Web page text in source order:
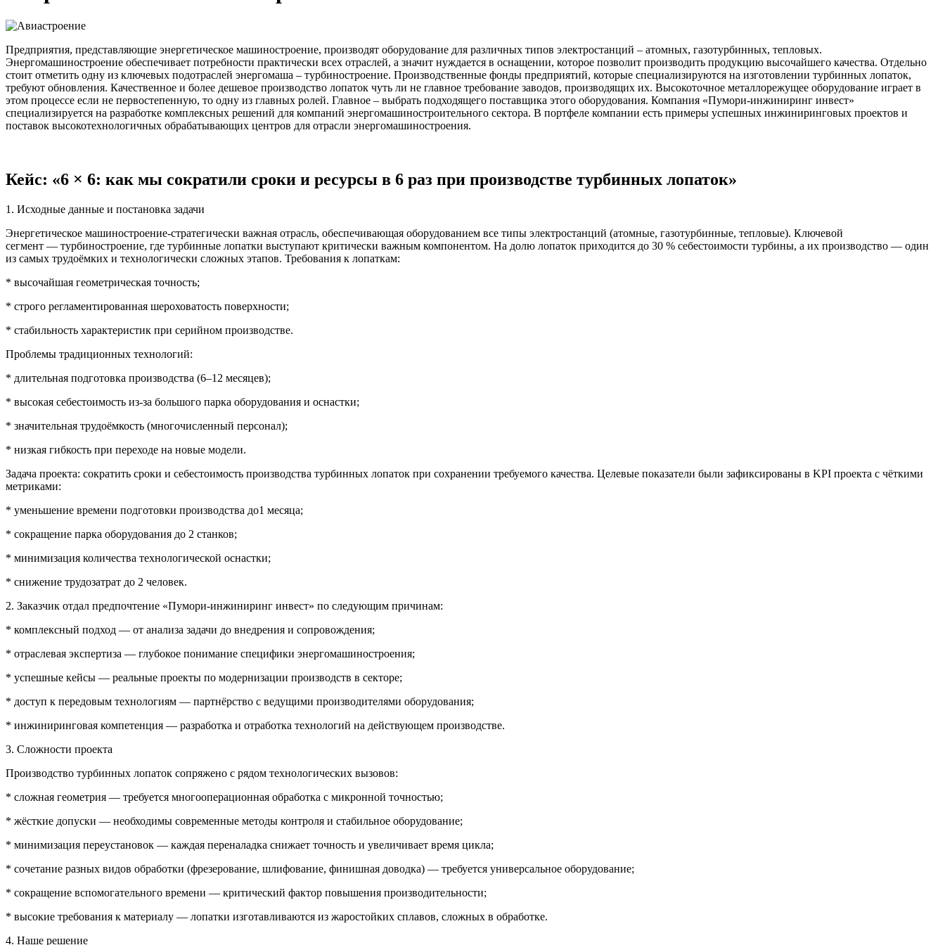
Предприятия, представляющие энергетическое машиностроение, производят оборудование для различных типов электростанций – атомных, газотурбинных, тепловых.
Энергомашиностроение обеспечивает потребности практически всех отраслей, а значит нуждается в оснащении, которое позволит производить продукцию высочайшего качества. Отдельно
стоит отметить одну из ключевых подотраслей энергомаша – турбиностроение. Производственные фонды предприятий, которые специализируются на изготовлении турбинных лопаток,
требуют обновления. Качественное и более дешевое производство лопаток чуть ли не главное требование заводов, производящих их. Высокоточное металлорежущее оборудование играет в
этом процессе если не первостепенную, то одну из главных ролей. Главное – выбрать подходящего поставщика этого оборудования. Компания «Пумори-инжиниринг инвест»
специализируется на разработке комплексных решений для компаний энергомашиностроительного сектора. В портфеле компании есть примеры успешных инжиниринговых проектов и
поставок высокотехнологичных обрабатывающих центров для отрасли энергомашиностроения.
Кейс: «6 × 6: как мы сократили сроки и ресурсы в 6 раз при производстве турбинных лопаток»
1. Исходные данные и постановка задачи
Энергетическое машиностроение-стратегически важная отрасль, обеспечивающая оборудованием все типы электростанций (атомные, газотурбинные, тепловые). Ключевой
сегмент — турбиностроение, где турбинные лопатки выступают критически важным компонентом. На долю лопаток приходится до 30 % себестоимости турбины, а их производство — один
из самых трудоёмких и технологически сложных этапов. Требования к лопаткам:
* высочайшая геометрическая точность;
* строго регламентированная шероховатость поверхности;
* стабильность характеристик при серийном производстве.
Проблемы традиционных технологий:
* длительная подготовка производства (6–12 месяцев);
* высокая себестоимость из-за большого парка оборудования и оснастки;
* значительная трудоёмкость (многочисленный персонал);
* низкая гибкость при переходе на новые модели.
Задача проекта: сократить сроки и себестоимость производства турбинных лопаток при сохранении требуемого качества. Целевые показатели были зафиксированы в KPI проекта с чёткими
метриками:
* уменьшение времени подготовки производства до1 месяца;
* сокращение парка оборудования до 2 станков;
* минимизация количества технологической оснастки;
* снижение трудозатрат до 2 человек.
2. Заказчик отдал предпочтение «Пумори-инжиниринг инвест» по следующим причинам:
* комплексный подход — от анализа задачи до внедрения и сопровождения;
* отраслевая экспертиза — глубокое понимание специфики энергомашиностроения;
* успешные кейсы — реальные проекты по модернизации производств в секторе;
* доступ к передовым технологиям — партнёрство с ведущими производителями оборудования;
* инжиниринговая компетенция — разработка и отработка технологий на действующем производстве.
3. Сложности проекта
Производство турбинных лопаток сопряжено с рядом технологических вызовов:
* сложная геометрия — требуется многооперационная обработка с микронной точностью;
* жёсткие допуски — необходимы современные методы контроля и стабильное оборудование;
* минимизация переустановок — каждая переналадка снижает точность и увеличивает время цикла;
* сочетание разных видов обработки (фрезерование, шлифование, финишная доводка) — требуется универсальное оборудование;
* сокращение вспомогательного времени — критический фактор повышения производительности;
* высокие требования к материалу — лопатки изготавливаются из жаростойких сплавов, сложных в обработке.
4. Наше решение